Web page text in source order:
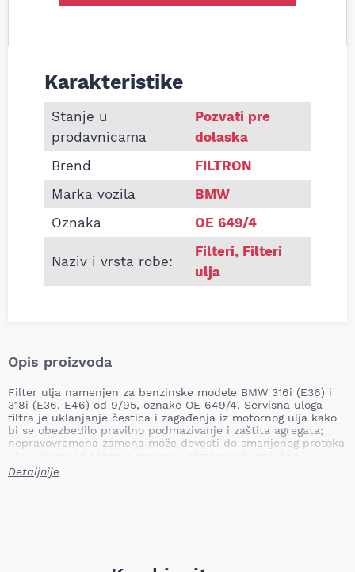
Informacije o Filter ulja Filtron OE649/4 BMW
Karakteristike
Stanje u
prodavnicama
Pozvati pre
dolaska
Brend
FILTRON
Marka vozila
BMW
Oznaka
OE 649/4
Naziv i vrsta robe:
Filteri, Filteri
ulja
Opis proizvoda
Filter ulja namenjen za benzinske modele BMW 316i (E36) i
318i (E36, E46) od 9/95, oznake OE 649/4. Servisna uloga
filtra je uklanjanje čestica i zagađenja iz motornog ulja kako
bi se obezbedilo pravilno podmazivanje i zaštita agregata;
nepravovremena zamena može dovesti do smanjenog protoka
ležajeva.
Detaljnije